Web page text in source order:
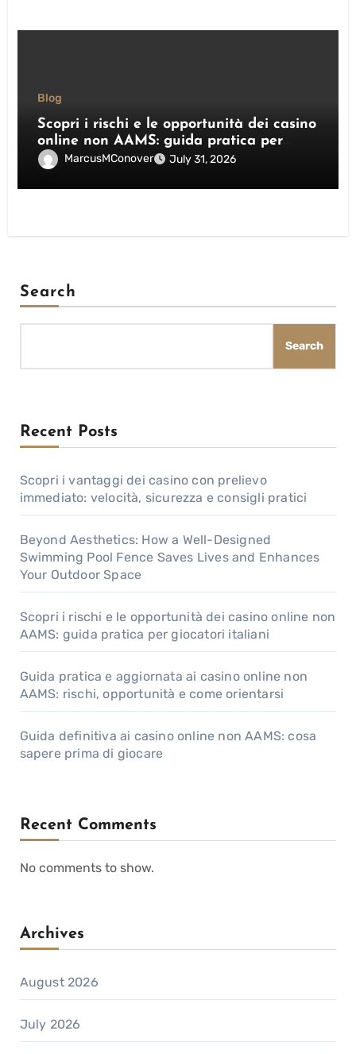
Blog
Scopri i rischi e le opportunità dei casino
online non AAMS: guida pratica per
giocatori italiani
MarcusMConover July 31, 2026
Search
Search
Recent Posts
Scopri i vantaggi dei casino con prelievo
immediato: velocità, sicurezza e consigli pratici
Beyond Aesthetics: How a Well-Designed
Swimming Pool Fence Saves Lives and Enhances
Your Outdoor Space
Scopri i rischi e le opportunità dei casino online non
AAMS: guida pratica per giocatori italiani
Guida pratica e aggiornata ai casino online non
AAMS: rischi, opportunità e come orientarsi
Guida definitiva ai casino online non AAMS: cosa
sapere prima di giocare
Recent Comments
No comments to show.
Archives
August 2026
July 2026